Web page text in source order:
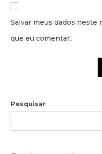
Salvar meus dados neste
que eu comentar.
Pesquisar